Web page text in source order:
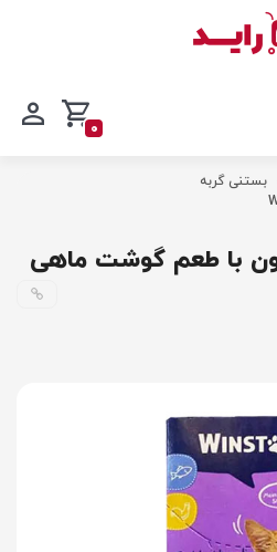
0
بستنی گربه
با طعم گوشت ماهی